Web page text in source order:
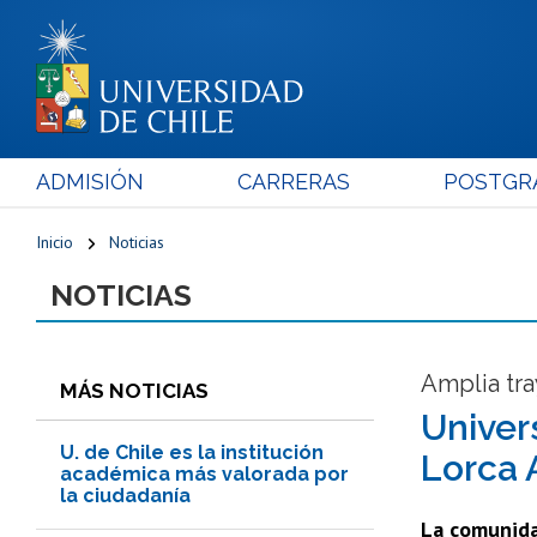
ADMISIÓN CARRERAS
Inicio Noticias
NOTICIAS
MÁS NOTICIAS
U. de Chile es la institución
académica más valorada por
la ciudadanía
Amplia
Lorca
La